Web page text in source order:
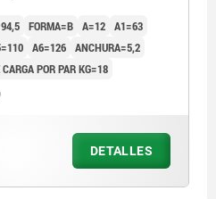
FORMA=B A=12 A1=63
A6=126 ANCHURA=5,2
POR PAR KG=18
DETALLES